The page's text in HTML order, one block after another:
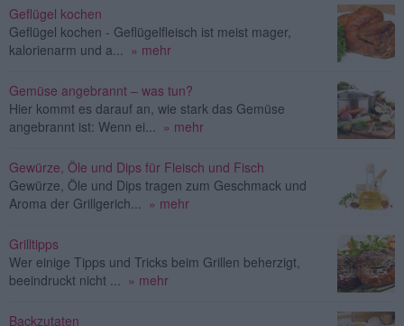
Geflügel kochen
Geflügel kochen - Geflügelfleisch ist meist mager,
kalorienarm und a...
» mehr
Gemüse angebrannt – was tun?
Hier kommt es darauf an, wie stark das Gemüse
angebrannt ist: Wenn ei...
» mehr
Gewürze, Öle und Dips für Fleisch und Fisch
Gewürze, Öle und Dips tragen zum Geschmack und
Aroma der Grillgerich...
» mehr
Grilltipps
Wer einige Tipps und Tricks beim Grillen beherzigt,
beeindruckt nicht ...
» mehr
Backzutaten